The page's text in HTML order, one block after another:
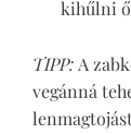
kihűlni
TIPP: A
vegánná